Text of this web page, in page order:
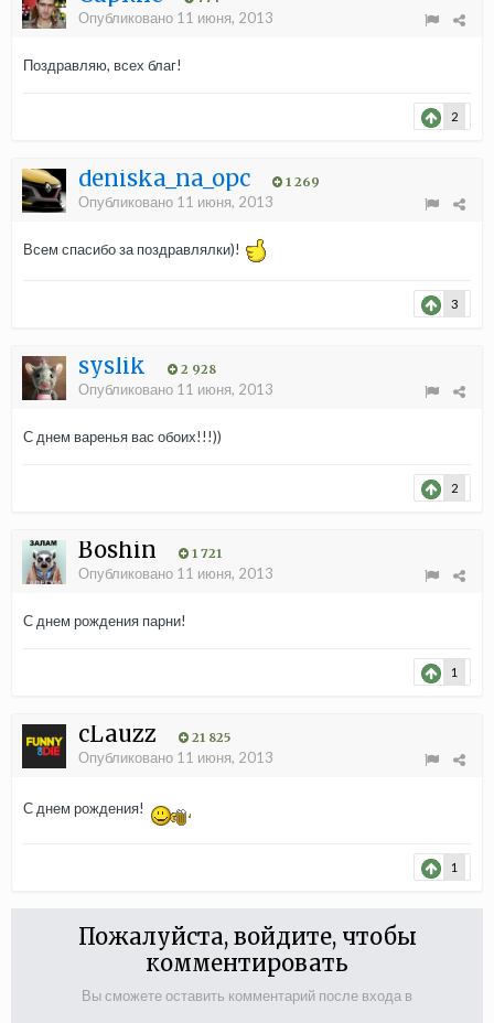
Опубликовано 11 июня, 2013
Поздравляю, всех благ!
2
deniska_na_opc 1 269
Опубликовано 11 июня, 2013
Всем спасибо за поздравлялки)!
3
syslik 2 928
Опубликовано 11 июня, 2013
С днем варенья вас обоих!!!))
2
Boshin 1 721
Опубликовано 11 июня, 2013
С днем рождения парни!
1
cLauzz 21 825
Опубликовано 11 июня, 2013
С днем рождения!
1
Пожалуйста, войдите, чтобы
комментировать
Вы сможете оставить комментарий после входа в